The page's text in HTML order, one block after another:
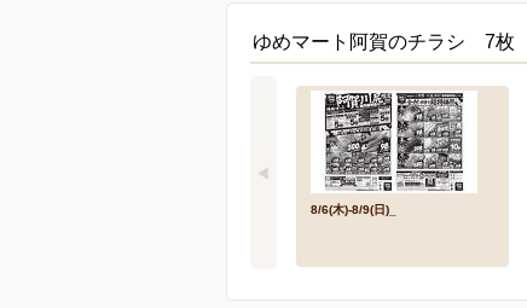
ゆめマート阿賀のチラシ 7枚
8/6(木)-8/9(日)_